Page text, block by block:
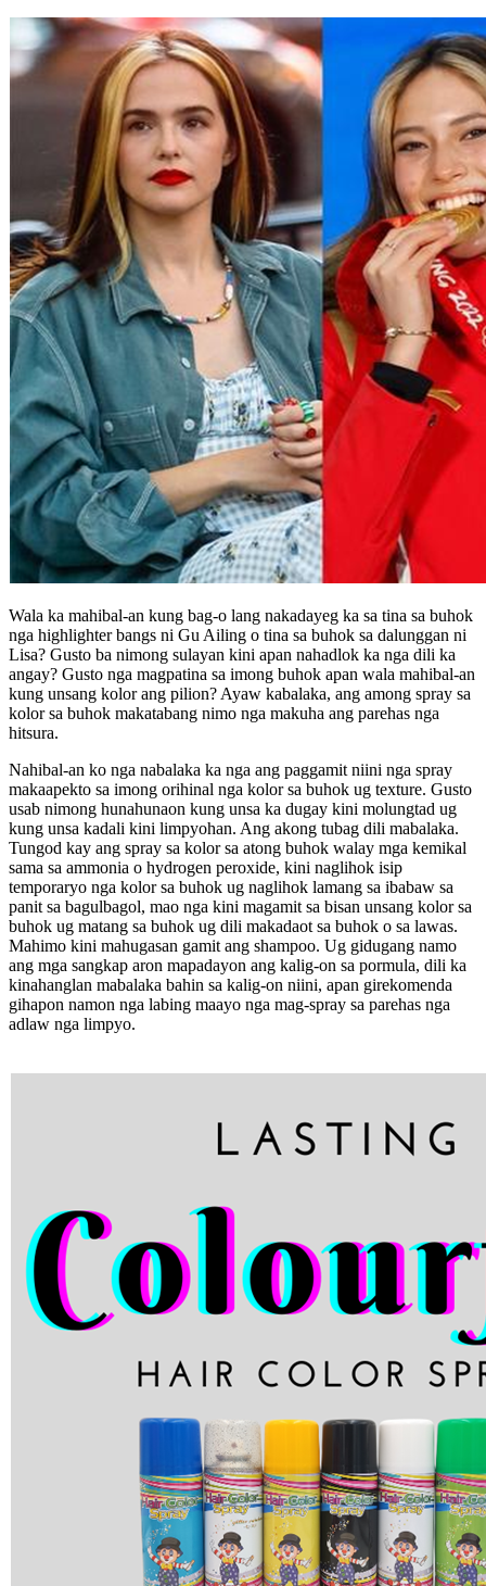
Wala ka mahibal-an kung bag-o lang nakadayeg ka sa tina sa buhok
nga highlighter bangs ni Gu Ailing o tina sa buhok sa dalunggan ni
Lisa? Gusto ba nimong sulayan kini apan nahadlok ka nga dili ka
angay? Gusto nga magpatina sa imong buhok apan wala mahibal-an
kung unsang kolor ang pilion? Ayaw kabalaka, ang among spray sa
kolor sa buhok makatabang nimo nga makuha ang parehas nga
hitsura.
Nahibal-an ko nga nabalaka ka nga ang paggamit niini nga spray
makaapekto sa imong orihinal nga kolor sa buhok ug texture. Gusto
usab nimong hunahunaon kung unsa ka dugay kini molungtad ug
kung unsa kadali kini limpyohan. Ang akong tubag dili mabalaka.
Tungod kay ang spray sa kolor sa atong buhok walay mga kemikal
sama sa ammonia o hydrogen peroxide, kini naglihok isip
temporaryo nga kolor sa buhok ug naglihok lamang sa ibabaw sa
panit sa bagulbagol, mao nga kini magamit sa bisan unsang kolor sa
buhok ug matang sa buhok ug dili makadaot sa buhok o sa lawas.
Mahimo kini mahugasan gamit ang shampoo. Ug gidugang namo
ang mga sangkap aron mapadayon ang kalig-on sa pormula, dili ka
kinahanglan mabalaka bahin sa kalig-on niini, apan girekomenda
gihapon namon nga labing maayo nga mag-spray sa parehas nga
adlaw nga limpyo.